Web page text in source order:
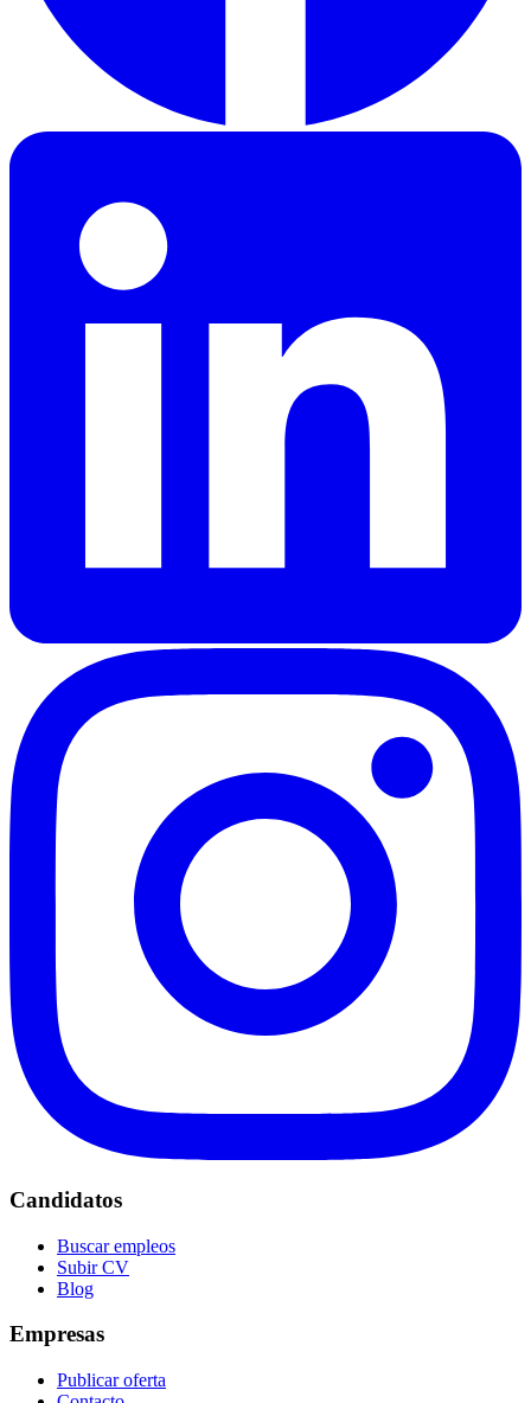
Candidatos
Buscar empleos
Subir CV
Blog
Empresas
Publicar oferta